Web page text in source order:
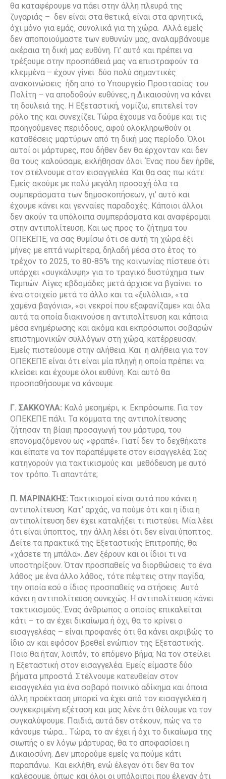
θα καταφέρουμε να πάει στην άλλη πλευρά της
ζυγαριάς – δεν είναι στα θετικά, είναι στα αρνητικά,
όχι μόνο για εμάς, συνολικά για τη χώρα. Αλλά εμείς
δεν αποποιούμαστε των ευθυνών μας, αναλαμβάνουμε
ακέραια τη δική μας ευθύνη. Γι’ αυτό και πρέπει να
τρέξουμε στην προσπάθειά μας να επιστραφούν τα
κλεμμένα – έχουν γίνει δύο πολύ σημαντικές
ανακοινώσεις ήδη από το Υπουργείο Προστασίας του
Πολίτη – να αποδοθούν ευθύνες, η Δικαιοσύνη να κάνει
τη δουλειά της. Η Εξεταστική, νομίζω, επιτελεί τον
ρόλο της και συνεχίζει. Τώρα έχουμε να δούμε και τις
προηγούμενες περιόδους, αφού ολοκληρωθούν οι
καταθέσεις μαρτύρων από τη δική μας περίοδο. Όλοι
αυτοί οι μάρτυρες, που δήθεν δεν θα έρχονταν και δεν
θα τους καλούσαμε, εκλήθησαν όλοι. Ένας που δεν ήρθε,
τον στέλνουμε στον εισαγγελέα. Και θα σας πω κάτι:
Εμείς ακούμε με πολύ μεγάλη προσοχή όλα τα
συμπεράσματα των δημοσκοπήσεων, γι’ αυτό και
έχουμε κάνει και γενναίες παραδοχές. Κάποιοι άλλοι
δεν ακούν τα υπόλοιπα συμπεράσματα και αναφέρομαι
στην αντιπολίτευση. Και ως προς το ζήτημα του
ΟΠΕΚΕΠΕ, να σας θυμίσω ότι σε αυτή τη χώρα έξι
μήνες με επτά νωρίτερα, δηλαδή μέσα στο έτος το
τρέχον το 2025, το 80-85% της κοινωνίας πίστευε ότι
υπάρχει «συγκάλυψη» για το τραγικό δυστύχημα των
Τεμπών. Λίγες εβδομάδες μετά άρχισε να βγαίνει το
ένα στοιχείο μετά το άλλο και τα «ξυλόλια», «τα
χαμένα βαγόνια», «οι νεκροί που εξαφανίζαμε» και όλα
αυτά τα οποία διακινούσε η αντιπολίτευση και κάποια
μέσα ενημέρωσης και ακόμα και εκπρόσωποι σοβαρών
επιστημονικών συλλόγων στη χώρα, κατέρρευσαν.
Εμείς πιστεύουμε στην αλήθεια. Και η αλήθεια για τον
ΟΠΕΚΕΠΕ είναι ότι είναι μία πληγή η οποία πρέπει να
κλείσει και έχουμε όλοι ευθύνη. Και αυτό θα
προσπαθήσουμε να κάνουμε.
Γ. ΣΑΚΚΟΥΛΑ: Καλό μεσημέρι, κ. Εκπρόσωπε. Για τον
ΟΠΕΚΕΠΕ πάλι. Τα κόμματα της αντιπολίτευσης
ζήτησαν τη βίαιη προσαγωγή του μάρτυρα, του
επονομαζόμενου ως «φραπέ». Γιατί δεν το δεχθήκατε
και είπατε να τον παραπέμψετε στον εισαγγελέα; Σας
κατηγορούν για τακτικισμούς και μεθόδευση με αυτό
τον τρόπο. Τι απαντάτε;
Π. ΜΑΡΙΝΑΚΗΣ: Τακτικισμοί είναι αυτά που κάνει η
αντιπολίτευση. Κατ’ αρχάς, να πούμε ότι και η ίδια η
αντιπολίτευση δεν έχει καταλήξει τι πιστεύει. Μία λέει
ότι είναι ύποπτος, την άλλη λέει ότι δεν είναι ύποπτος.
Δείτε τα πρακτικά της Εξεταστικής Επιτροπής, θα
«χάσετε τη μπάλα». Δεν ξέρουν και οι ίδιοι τι να
υποστηρίξουν. Όταν προσπαθείς να διορθώσεις το ένα
λάθος με ένα άλλο λάθος, τότε πέφτεις στην παγίδα,
την οποία εσύ ο ίδιος προσπαθείς να στήσεις. Αυτό
κάνει η αντιπολίτευση συνεχώς. Η αντιπολίτευση κάνει
τακτικισμούς. Ένας άνθρωπος ο οποίος επικαλείται
κάτι – το αν έχει δικαίωμα ή όχι, θα το κρίνει ο
εισαγγελέας – είναι προφανές ότι θα κάνει ακριβώς το
ίδιο αν και εφόσον βρεθεί ενώπιον της Εξεταστικής.
Ποιο θα ήταν, λοιπόν, το επόμενο βήμα; Να τον στείλει
η Εξεταστική στον εισαγγελέα. Εμείς είμαστε δύο
βήματα μπροστά. Στέλνουμε κατευθείαν στον
εισαγγελέα για ένα σοβαρό ποινικό αδίκημα και όποια
άλλη προέκταση μπορεί να έχει από τον εισαγγελέα η
συγκεκριμένη εξέταση και μας λένε ότι θέλουμε να τον
συγκαλύψουμε. Παιδιά, αυτά δεν στέκουν, πώς να το
κάνουμε τώρα… Τώρα, το αν έχει ή όχι το δικαίωμα της
σιωπής ο εν λόγω μάρτυρας, θα το αποφασίσει η
Δικαιοσύνη. Δεν μπορούμε εμείς να πούμε κάτι
παραπάνω. Και εκλήθη, ενώ έλεγαν ότι δεν θα τον
καλέσουμε, όπως και όλοι οι υπόλοιποι που έλεγαν ότι